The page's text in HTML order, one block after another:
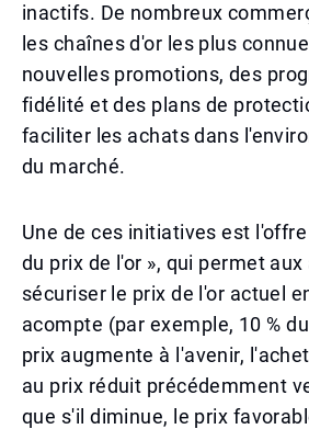
inactifs. De nombreux
les chaînes d'or les plus
nouvelles promotions, des
fidélité et des plans de
faciliter les achats dans
du marché.
Une de ces initiatives est
du prix de l'or », qui permet
sécuriser le prix de l'or actuel
acompte (par exemple, 10 %
prix augmente à l'avenir,
au prix réduit précédemment
que s'il diminue, le prix